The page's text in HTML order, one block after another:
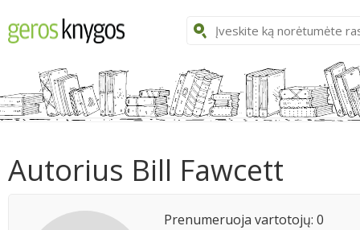
Autorius Bill Fawcett
Prenumeruoja vartotojų: 0